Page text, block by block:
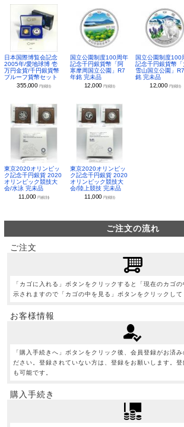
日本国際博覧会記念
2005年/愛地球博 壱
万円金貨/千円銀貨幣
プルーフ貨幣セット
355,000 円(税別)
国立公園制度100周年
記念千円銀貨幣「阿
寒摩周国立公園」R7
年銘 完未品
12,000 円(税別)
国立公園制度100
記念千円銀貨幣「
雪山国立公園」
銘 完未品
12,000 円(税別)
東京2020オリンピッ
ク記念千円銀貨 2020
オリンピック競技大
会/水泳 完未品
11,000円(税別)
東京2020オリンピッ
ク記念千円銀貨 2020
オリンピック競技大
会/陸上競技 完未品
11,000 円(税別)
ご注文の流れ
ご注文
「カゴに入れる」ボタンをクリックすると「現在のカゴ
示されますので「カゴの中を見る」ボタンをクリックして
お客様情報
「購入手続きへ」ボタンをクリック後、会員登録がお済
ださい。登録されていない方は、登録をお願いします。登
も可能です。
購入手続き